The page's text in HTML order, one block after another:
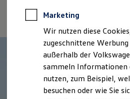
Anpfiff zum Gewinn
Elektroautos
ID. Tutorials
Elektrofahrzeugkonzepte
Reichweite
Reichweite der ID.
Reichweite im
Marketing
Wir nutzen diese
zugeschnittene
außerhalb der
sammeln Informationen
nutzen, zum Beispiel,
besuchen oder wie Sie